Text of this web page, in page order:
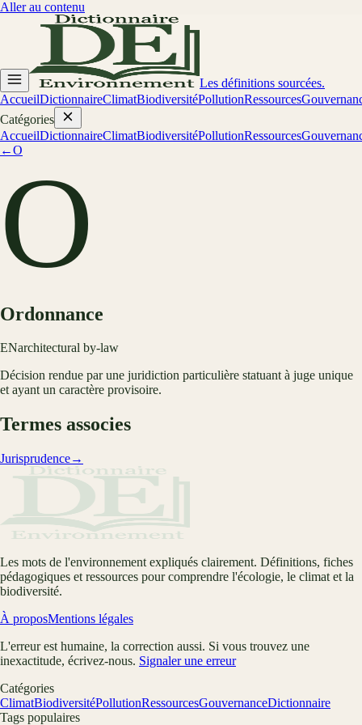
Aller au contenu
Les définitions sourcées.
AccueilDictionnaireClimatBiodiversitéPollutionRessources
Catégories
AccueilDictionnaireClimatBiodiversitéPollutionRessources
←O
O
Ordonnance
ENarchitectural by-law
Décision rendue par une juridiction particulière statuant à juge unique
et ayant un caractère provisoire.
Termes associes
Jurisprudence→
Les mots de l'environnement expliqués clairement. Définitions, fiches
pédagogiques et ressources pour comprendre l'écologie, le climat et la
biodiversité.
À proposMentions légales
L'erreur est humaine, la correction aussi. Si vous trouvez une
inexactitude, écrivez-nous. Signaler une erreur
Catégories
ClimatBiodiversitéPollutionRessourcesGouvernanceDictionnaire
Tags populaires